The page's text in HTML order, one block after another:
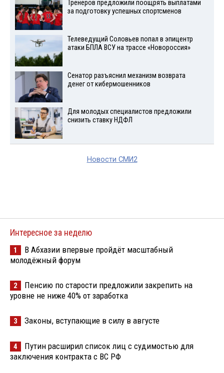
Тренеров предложили поощрять выплатами
за подготовку успешных спортсменов
Телеведущий Соловьев попал в эпицентр
атаки БПЛА ВСУ на трассе «Новороссия»
Сенатор разъяснил механизм возврата
денег от кибермошенников
Для молодых специалистов предложили
снизить ставку НДФЛ
Новости СМИ2
Интересное за неделю
1
В Абхазии впервые пройдёт масштабный
молодёжный форум
2
Пенсию по старости предложили закрепить на
уровне не ниже 40% от заработка
3 Законы, вступающие в силу в августе
4
Путин расширил список лиц с судимостью для
заключения контракта с ВС РФ